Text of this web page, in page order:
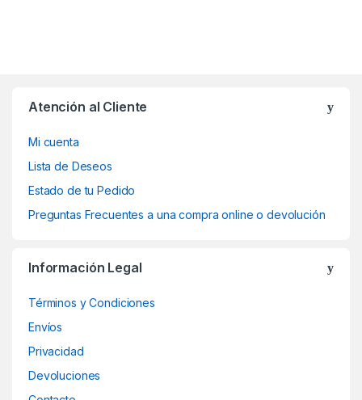
Atención al Cliente
Mi cuenta
Lista de Deseos
Estado de tu Pedido
Preguntas Frecuentes a una compra online o devolución
Información Legal
Términos y Condiciones
Envíos
Privacidad
Devoluciones